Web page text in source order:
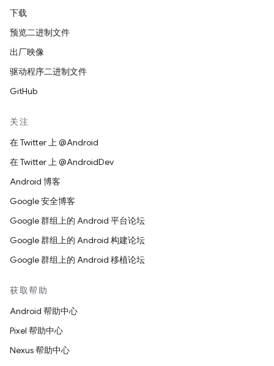
下载
预览二进制文件
出厂映像
驱动程序二进制文件
GitHub
关注
在 Twitter 上 @Android
在 Twitter 上 @AndroidDev
Android 博客
Google 安全博客
Google 群组上的 Android 平台论坛
Google 群组上的 Android 构建论坛
Google 群组上的 Android 移植论坛
获取帮助
Android 帮助中心
Pixel 帮助中心
Nexus 帮助中心